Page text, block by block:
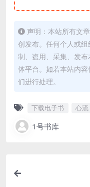
声明：本站所有文
创发布。任何个人或
制、盗用、采集、发
体平台。如若本站内
们进行处理。
下载电子书 心流
1号书库